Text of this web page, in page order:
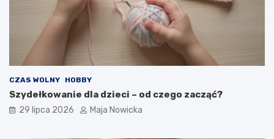
CZAS WOLNY HOBBY
Szydełkowanie dla dzieci – od czego zacząć?
29 lipca 2026 Maja Nowicka